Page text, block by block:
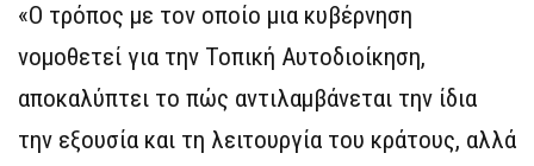
«Ο τρόπος με τον οποίο μια κυβέρνηση
νομοθετεί για την Τοπική Αυτοδιοίκηση,
αποκαλύπτει το πώς αντιλαμβάνεται την ίδια
την εξουσία και τη λειτουργία του κράτους, αλλά